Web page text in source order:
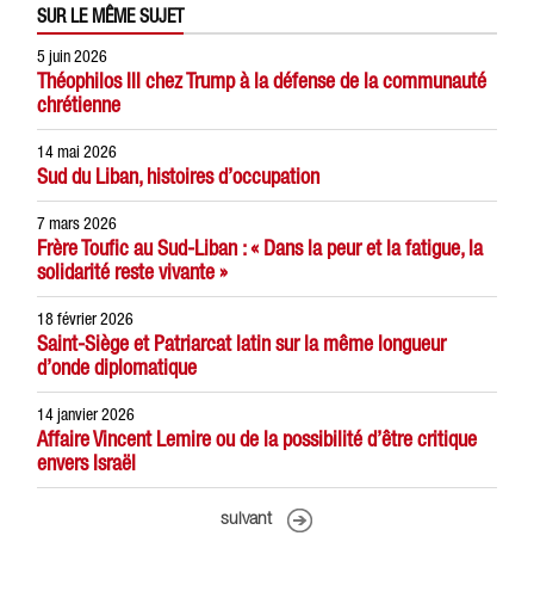
SUR LE MÊME SUJET
5 juin 2026
Théophilos III chez Trump à la défense de la communauté
chrétienne
14 mai 2026
Sud du Liban, histoires d’occupation
7 mars 2026
Frère Toufic au Sud-Liban : « Dans la peur et la fatigue, la
solidarité reste vivante »
18 février 2026
Saint-Siège et Patriarcat latin sur la même longueur
d’onde diplomatique
14 janvier 2026
Affaire Vincent Lemire ou de la possibilité d’être critique
envers Israël
suivant